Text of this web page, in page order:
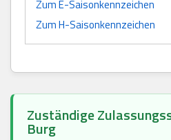
Zum E-Saisonkennzeichen
Zum H-Saisonkennzeichen
Zuständige
Burg